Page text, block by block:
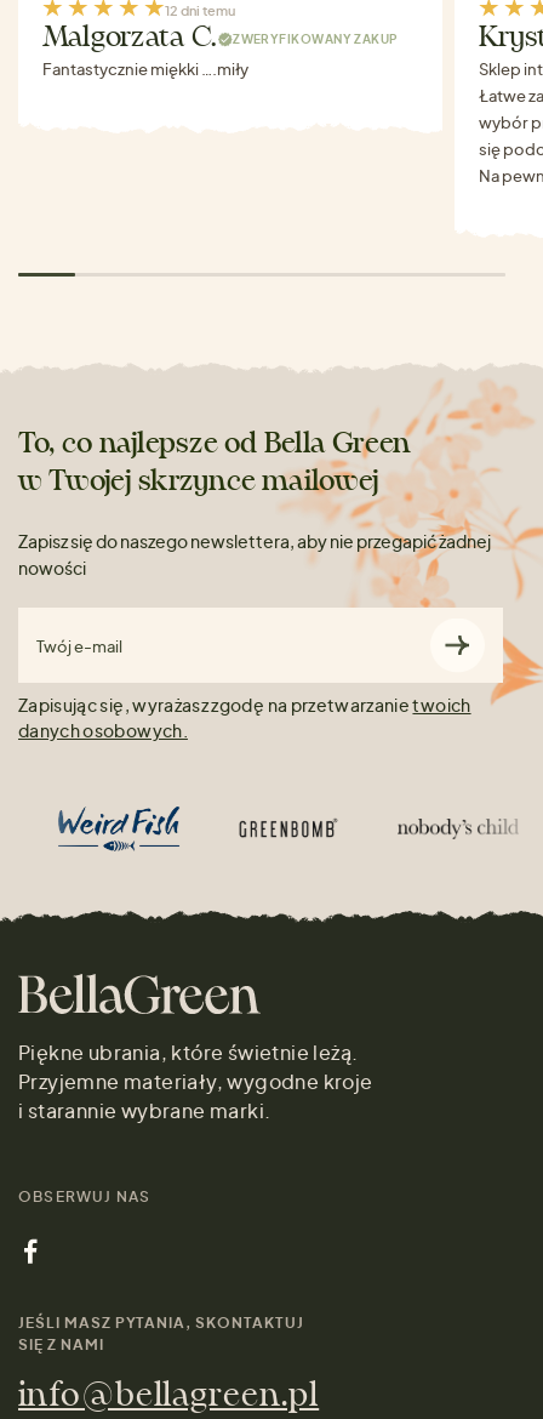
12 dni temu
Malgorzata C. ZWERYFIKOWANY ZAKUP
Fantastycznie miękki ….miły
Sklep
Łatwe
wybór
się
Na
To, co najlepsze od Bella Green
w Twojej skrzynce mailowej
Zapisz się do naszego newslettera, aby nie przegapić żadnej
nowości
Twój e-mail
Zapisując się, wyrażasz zgodę na przetwarzanietwoich
danych osobowych.
Piękne ubrania, które świetnie leżą.
Przyjemne materiały, wygodne kroje
i starannie wybrane marki.
OBSERWUJ NAS
JEŚLI MASZ PYTANIA, SKONTAKTUJ
SIĘ Z NAMI
info@bellagreen.pl